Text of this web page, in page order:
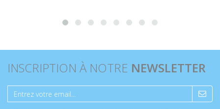
INSCRIPTION À NOTRE NEWSLETTER